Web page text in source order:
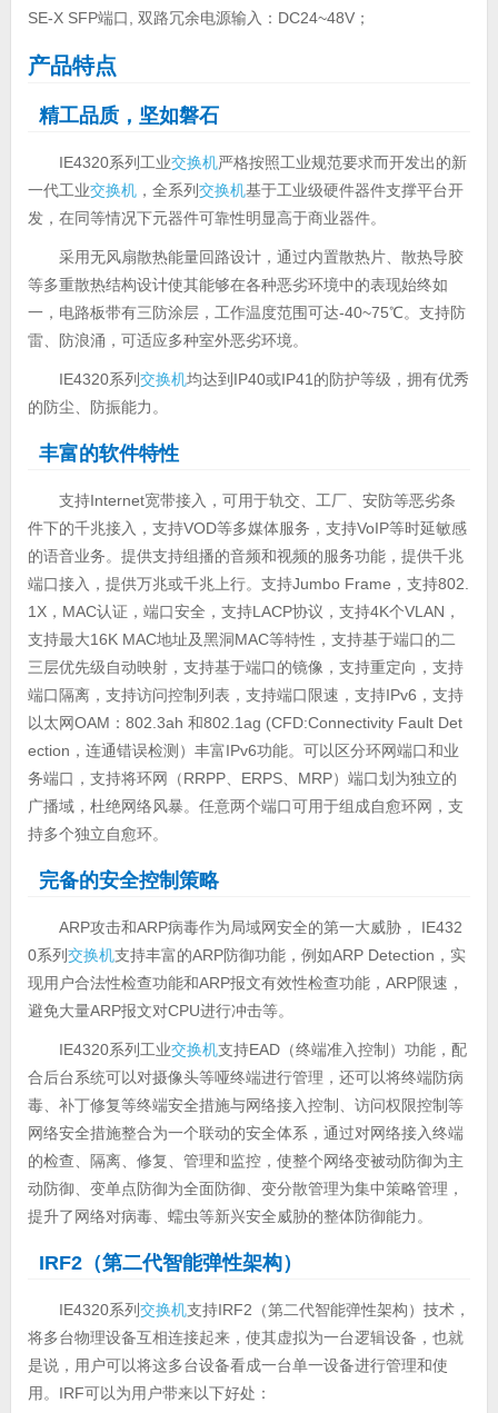
SE-X SFP端口, 双路冗余电源输入：DC24~48V；
产品特点
精工品质，坚如磐石
IE4320系列工业交换机严格按照工业规范要求而开发出的新
一代工业交换机，全系列交换机基于工业级硬件器件支撑平台开
发，在同等情况下元器件可靠性明显高于商业器件。
采用无风扇散热能量回路设计，通过内置散热片、散热导胶
等多重散热结构设计使其能够在各种恶劣环境中的表现始终如
一，电路板带有三防涂层，工作温度范围可达-40~75℃。支持防
雷、防浪涌，可适应多种室外恶劣环境。
IE4320系列交换机均达到IP40或IP41的防护等级，拥有优秀
的防尘、防振能力。
丰富的软件特性
支持Internet宽带接入，可用于轨交、工厂、安防等恶劣条
件下的千兆接入，支持VOD等多媒体服务，支持VoIP等时延敏感
的语音业务。提供支持组播的音频和视频的服务功能，提供千兆
端口接入，提供万兆或千兆上行。支持Jumbo Frame，支持802.
1X，MAC认证，端口安全，支持LACP协议，支持4K个VLAN，
支持最大16K MAC地址及黑洞MAC等特性，支持基于端口的二
三层优先级自动映射，支持基于端口的镜像，支持重定向，支持
端口隔离，支持访问控制列表，支持端口限速，支持IPv6，支持
以太网OAM：802.3ah 和802.1ag (CFD:Connectivity Fault Det
ection，连通错误检测）丰富IPv6功能。可以区分环网端口和业
务端口，支持将环网（RRPP、ERPS、MRP）端口划为独立的
广播域，杜绝网络风暴。任意两个端口可用于组成自愈环网，支
持多个独立自愈环。
完备的安全控制策略
ARP攻击和ARP病毒作为局域网安全的第一大威胁， IE432
0系列交换机支持丰富的ARP防御功能，例如ARP Detection，实
现用户合法性检查功能和ARP报文有效性检查功能，ARP限速，
避免大量ARP报文对CPU进行冲击等。
IE4320系列工业交换机支持EAD（终端准入控制）功能，配
合后台系统可以对摄像头等哑终端进行管理，还可以将终端防病
毒、补丁修复等终端安全措施与网络接入控制、访问权限控制等
网络安全措施整合为一个联动的安全体系，通过对网络接入终端
的检查、隔离、修复、管理和监控，使整个网络变被动防御为主
动防御、变单点防御为全面防御、变分散管理为集中策略管理，
提升了网络对病毒、蠕虫等新兴安全威胁的整体防御能力。
IRF2（第二代智能弹性架构）
IE4320系列交换机支持IRF2（第二代智能弹性架构）技术，
将多台物理设备互相连接起来，使其虚拟为一台逻辑设备，也就
是说，用户可以将这多台设备看成一台单一设备进行管理和使
用。IRF可以为用户带来以下好处：